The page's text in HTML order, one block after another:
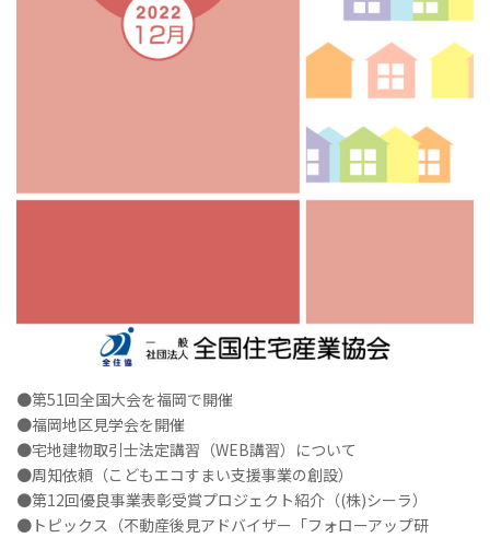
●第51回全国大会を福岡で開催
●福岡地区見学会を開催
●宅地建物取引士法定講習（WEB講習）について
●周知依頼（こどもエコすまい支援事業の創設）
●第12回優良事業表彰受賞プロジェクト紹介（(株)シーラ）
●トピックス（不動産後見アドバイザー「フォローアップ研